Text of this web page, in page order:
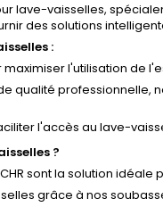
lave-vaisselles,
des solutions
:
l'utilisation de
qualité professionnelle,
l'accès au lave-
?
CHR sont la solution
grâce à nos